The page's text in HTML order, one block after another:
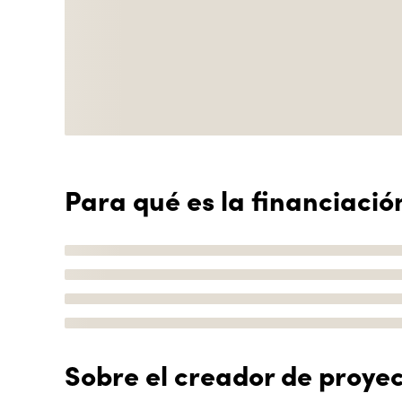
Para qué es la
Sobre el creador de